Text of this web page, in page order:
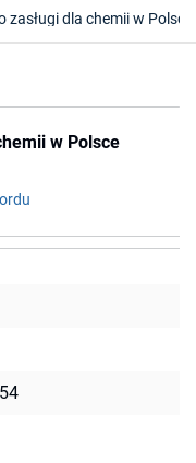
dla chemii w Polsce
w Polsce